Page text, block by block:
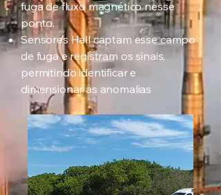
fuga de fluxo magnético nesse
ponto.
Sensores Hall captam esse campo
de fuga e registram os sinais,
permitindo identificar e
dimensionar as anomalias